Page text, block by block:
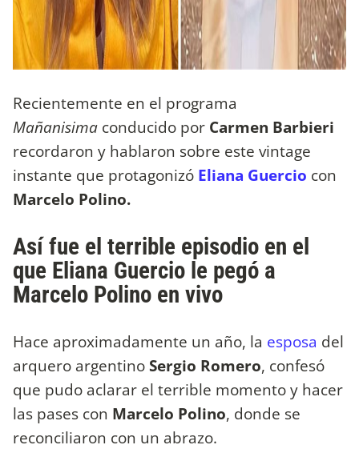
Recientemente en el programa
Mañanisima conducido por Carmen Barbieri
recordaron y hablaron sobre este vintage
instante que protagonizó Eliana Guercio con
Marcelo Polino.
Así fue el terrible episodio en el
que Eliana Guercio le pegó a
Marcelo Polino en vivo
Hace aproximadamente un año, la esposa del
arquero argentinoSergio Romero, confesó
que pudo aclarar el terrible momento y hacer
las pases con Marcelo Polino, donde se
reconciliaron con un abrazo.